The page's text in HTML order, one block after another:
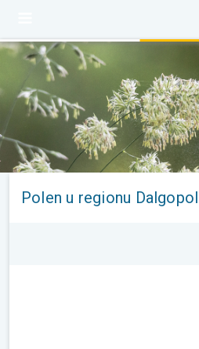
Polen u regionu Dalgopol